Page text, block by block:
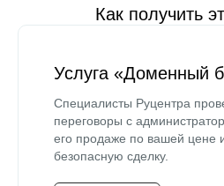
Как получить
Услуга «Доменный
Специалисты Руцентра
переговоры с
его продаже по вашей цене
безопасную сделку.